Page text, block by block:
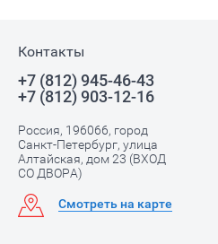
Контакты
+7 (812) 945-46-43
+7 (812) 903-12-16
Россия, 196066, город
Санкт-Петербург, улица
Алтайская, дом 23 (ВХОД
СО ДВОРА)
Смотреть на карте